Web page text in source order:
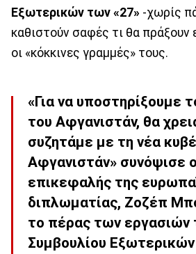
Εξωτερικών των «27» -χωρίς
καθιστούν σαφές τι θα πράξουν
οι «κόκκινες γραμμές» τους.
«Για να υποστηρίξουμε
του Αφγανιστάν, θα
συζητάμε με τη νέα
Αφγανιστάν» συνόψισε ο
επικεφαλής της
διπλωματίας, Ζοζέπ
το πέρας των εργασιών
Συμβουλίου